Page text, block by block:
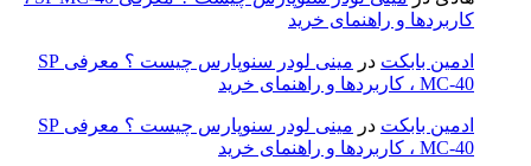
کاربردها و راهنمای خرید
ادمین بابکت در
مینی لودر سنوپارس چیست ؟ معرفی SP
MC-40 ، کاربردها و راهنمای خرید
ادمین بابکت در
مینی لودر سنوپارس چیست ؟ معرفی SP
MC-40 ، کاربردها و راهنمای خرید